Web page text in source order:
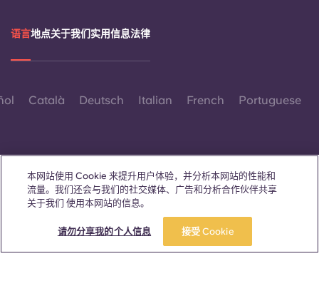
语言地点关于我们实用信息法律
Català Deutsch Italian French Portuguese
联系我们
本网站使用 Cookie 来提升用户体验，并分析本网站的性能和
流量。我们还会与我们的社交媒体、广告和分析合作伙伴共享
关于我们 使用本网站的信息。
请勿分享我的个人信息 接受 Cookie